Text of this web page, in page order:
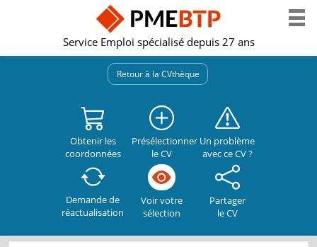
Service Emploi spécialisé depuis 27 ans
Retour à la CVthèque
Obtenir les
coordonnées
Présélectionner
le CV
Un problème
avec ce CV ?
Demande de
réactualisation
Voir votre
sélection
Partager
le CV